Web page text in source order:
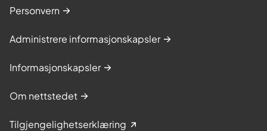
Personvern
Administrere informasjonskapsler
Informasjonskapsler
Om nettstedet
Tilgjengelighetserklæring